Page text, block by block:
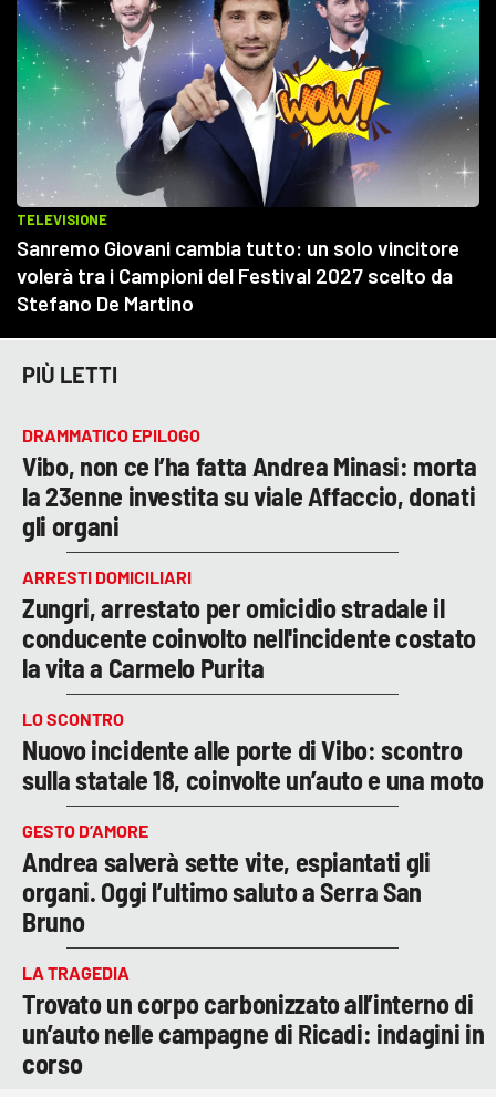
PIÙ LETTI
DRAMMATICO EPILOGO
Vibo, non ce l’ha fatta Andrea Minasi: morta
la 23enne investita su viale Affaccio, donati
gli organi
ARRESTI DOMICILIARI
Zungri, arrestato per omicidio stradale il
conducente coinvolto nell'incidente costato
la vita a Carmelo Purita
LO SCONTRO
Nuovo incidente alle porte di Vibo: scontro
sulla statale 18, coinvolte un’auto e una moto
GESTO D’AMORE
Andrea salverà sette vite, espiantati gli
organi. Oggi l’ultimo saluto a Serra San
Bruno
LA TRAGEDIA
Trovato un corpo carbonizzato all’interno di
un’auto nelle campagne di Ricadi: indagini in
corso